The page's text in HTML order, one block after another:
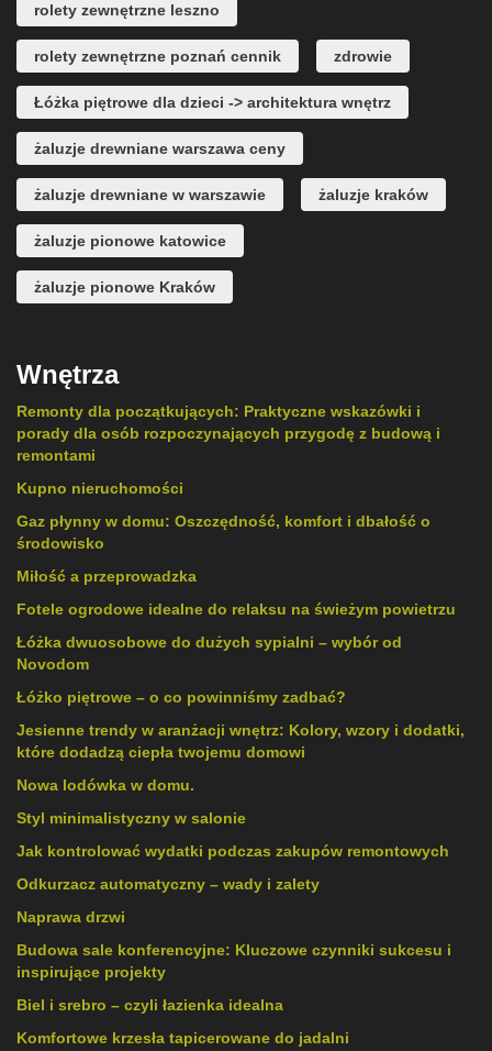
rolety zewnętrzne leszno
rolety zewnętrzne poznań cennik zdrowie
Łóżka piętrowe dla dzieci -> architektura wnętrz
żaluzje drewniane warszawa ceny
żaluzje drewniane w warszawie żaluzje kraków
żaluzje pionowe katowice
żaluzje pionowe Kraków
Wnętrza
Remonty dla początkujących: Praktyczne wskazówki i
porady dla osób rozpoczynających przygodę z budową i
remontami
Kupno nieruchomości
Gaz płynny w domu: Oszczędność, komfort i dbałość o
środowisko
Miłość a przeprowadzka
Fotele ogrodowe idealne do relaksu na świeżym powietrzu
Łóżka dwuosobowe do dużych sypialni – wybór od
Novodom
Łóżko piętrowe – o co powinniśmy zadbać?
Jesienne trendy w aranżacji wnętrz: Kolory, wzory i dodatki,
które dodadzą ciepła twojemu domowi
Nowa lodówka w domu.
Styl minimalistyczny w salonie
Jak kontrolować wydatki podczas zakupów remontowych
Odkurzacz automatyczny – wady i zalety
Naprawa drzwi
Budowa sale konferencyjne: Kluczowe czynniki sukcesu i
inspirujące projekty
Biel i srebro – czyli łazienka idealna
Komfortowe krzesła tapicerowane do jadalni